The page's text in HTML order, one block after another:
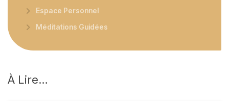
Espace Personnel
Méditations Guidées
À Lire…